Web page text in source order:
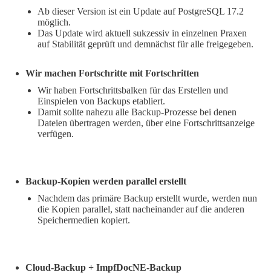
Ab dieser Version ist ein Update auf PostgreSQL 17.2
möglich.
Das Update wird aktuell sukzessiv in einzelnen Praxen
auf Stabilität geprüft und demnächst für alle freigegeben.
Wir machen Fortschritte mit Fortschritten
Wir haben Fortschrittsbalken für das Erstellen und
Einspielen von Backups etabliert.
Damit sollte nahezu alle Backup-Prozesse bei denen
Dateien übertragen werden, über eine Fortschrittsanzeige
verfügen.
Backup-Kopien werden parallel erstellt
Nachdem das primäre Backup erstellt wurde, werden nun
die Kopien parallel, statt nacheinander auf die anderen
Speichermedien kopiert.
Cloud-Backup + ImpfDocNE-Backup